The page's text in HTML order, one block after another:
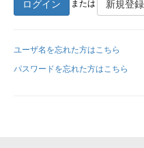
新規登録
ログイン または 新規登録
ユーザ名を忘れた方はこちら
パスワードを忘れた方はこちら